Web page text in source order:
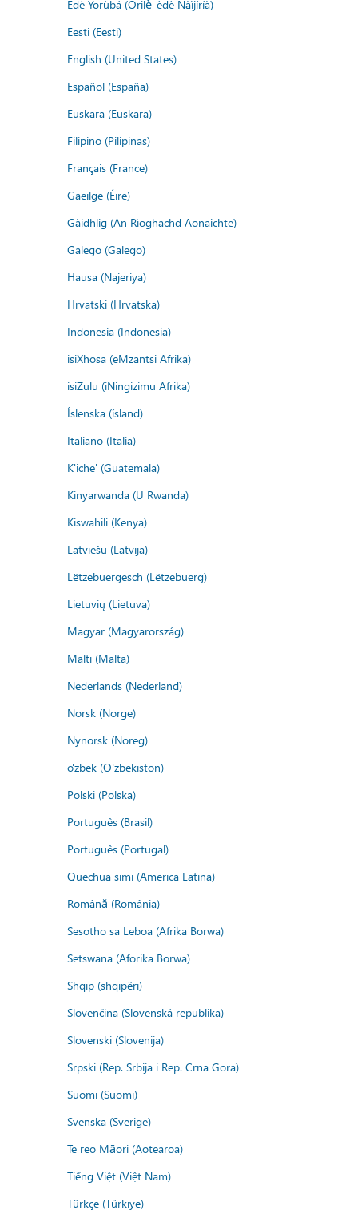
Èdè Yorùbá (Orilẹ̀-èdè Nàìjíríà)
Eesti (Eesti)
English (United States)
Español (España)
Euskara (Euskara)
Filipino (Pilipinas)
Français (France)
Gaeilge (Éire)
Gàidhlig (An Rìoghachd Aonaichte)
Galego (Galego)
Hausa (Najeriya)
Hrvatski (Hrvatska)
Indonesia (Indonesia)
isiXhosa (eMzantsi Afrika)
isiZulu (iNingizimu Afrika)
Íslenska (ísland)
Italiano (Italia)
K'iche' (Guatemala)
Kinyarwanda (U Rwanda)
Kiswahili (Kenya)
Latviešu (Latvija)
Lëtzebuergesch (Lëtzebuerg)
Lietuvių (Lietuva)
Magyar (Magyarország)
Malti (Malta)
Nederlands (Nederland)
Norsk (Norge)
Nynorsk (Noreg)
o'zbek (O'zbekiston)
Polski (Polska)
Português (Brasil)
Português (Portugal)
Quechua simi (America Latina)
Română (România)
Sesotho sa Leboa (Afrika Borwa)
Setswana (Aforika Borwa)
Shqip (shqipëri)
Slovenčina (Slovenská republika)
Slovenski (Slovenija)
Srpski (Rep. Srbija i Rep. Crna Gora)
Suomi (Suomi)
Svenska (Sverige)
Te reo Māori (Aotearoa)
Tiếng Việt (Việt Nam)
Türkçe (Türkiye)